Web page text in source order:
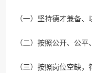
（一）坚持德才兼备
（二）按照公开、公
（三）按照岗位空缺